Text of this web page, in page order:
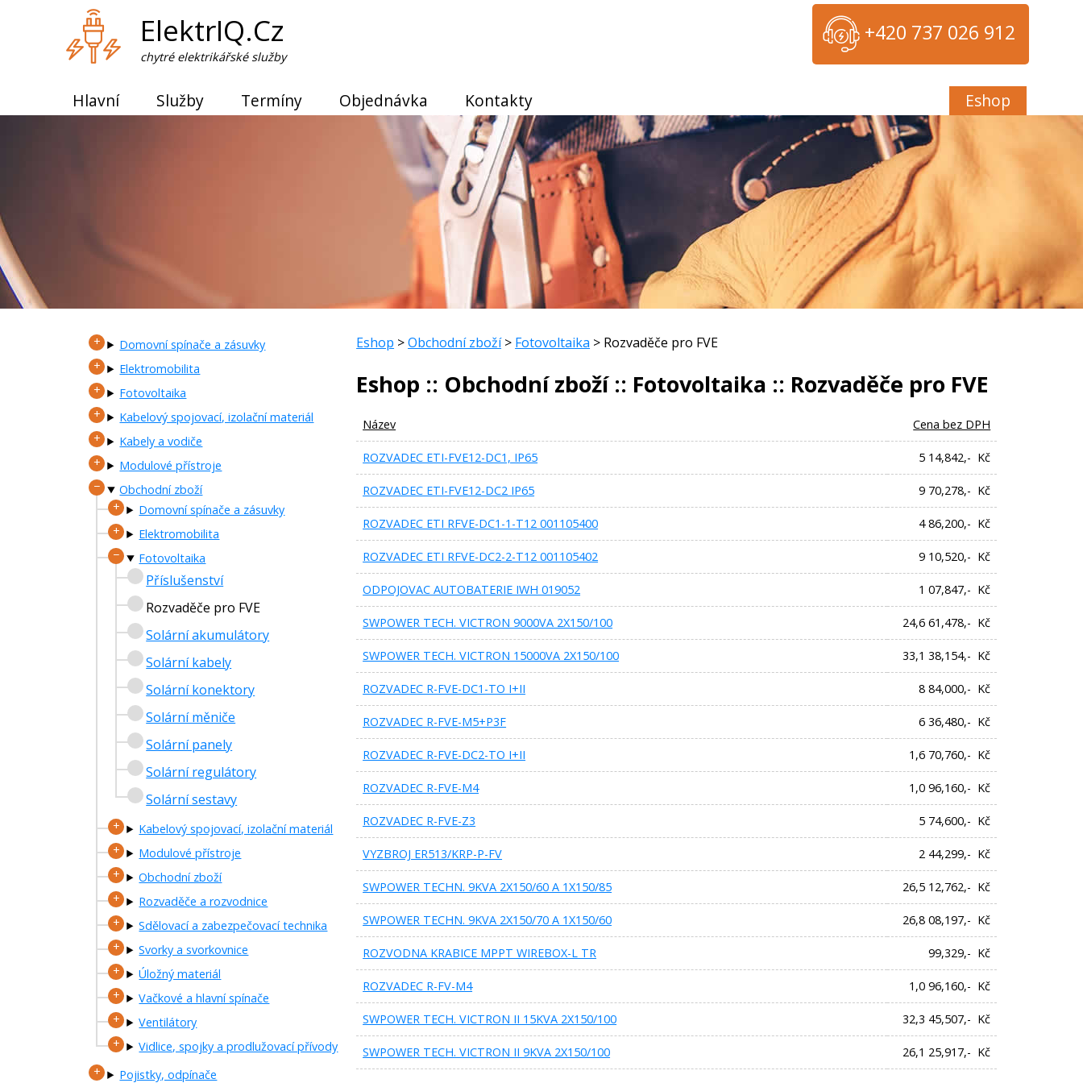
ElektrIQ.Cz
chytré elektrikářské služby
+420 737 026 912
Hlavní Služby Termíny Objednávka Kontakty Eshop
Domovní spínače a zásuvky
Elektromobilita
Fotovoltaika
Kabelový spojovací, izolační materiál
Kabely a vodiče
Modulové přístroje
Obchodní zboží
Domovní spínače a zásuvky
Elektromobilita
Fotovoltaika
Příslušenství
Rozvaděče pro FVE
Solární akumulátory
Solární kabely
Solární konektory
Solární měniče
Solární panely
Solární regulátory
Solární sestavy
Kabelový spojovací, izolační materiál
Modulové přístroje
Obchodní zboží
Rozvaděče a rozvodnice
Sdělovací a zabezpečovací technika
Svorky a svorkovnice
Úložný materiál
Vačkové a hlavní spínače
Ventilátory
Vidlice, spojky a prodlužovací přívody
Pojistky, odpínače
Eshop >Obchodní zboží> Fotovoltaika > Rozvaděče pro FVE
Eshop :: Obchodní zboží :: Fotovoltaika :: Rozvaděče pro FVE
Název Cena bez DPH
ROZVADEC ETI-FVE12-DC1, IP65 5 14,842,- Kč
ROZVADEC ETI-FVE12-DC2 IP65 9 70,278,- Kč
ROZVADEC ETI RFVE-DC1-1-T12 001105400 4 86,200,- Kč
ROZVADEC ETI RFVE-DC2-2-T12 001105402 9 10,520,- Kč
ODPOJOVAC AUTOBATERIE IWH 019052 1 07,847,- Kč
SWPOWER TECH. VICTRON 9000VA 2X150/100 24,6 61,478,- Kč
SWPOWER TECH. VICTRON 15000VA 2X150/100 33,1 38,154,- Kč
ROZVADEC R-FVE-DC1-TO I+II 8 84,000,- Kč
ROZVADEC R-FVE-M5+P3F 6 36,480,- Kč
ROZVADEC R-FVE-DC2-TO I+II 1,6 70,760,- Kč
ROZVADEC R-FVE-M4 1,0 96,160,- Kč
ROZVADEC R-FVE-Z3 5 74,600,- Kč
VYZBROJ ER513/KRP-P-FV 2 44,299,- Kč
SWPOWER TECHN. 9KVA 2X150/60 A 1X150/85 26,5 12,762,- Kč
SWPOWER TECHN. 9KVA 2X150/70 A 1X150/60 26,8 08,197,- Kč
ROZVODNA KRABICE MPPT WIREBOX-L TR 99,329,- Kč
ROZVADEC R-FV-M4 1,0 96,160,- Kč
SWPOWER TECH. VICTRON II 15KVA 2X150/100 32,3 45,507,- Kč
SWPOWER TECH. VICTRON II 9KVA 2X150/100 26,1 25,917,- Kč